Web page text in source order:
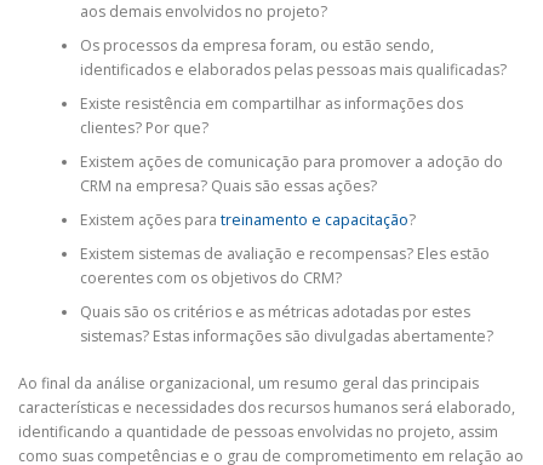
aos demais envolvidos no projeto?
Os processos da empresa foram, ou estão sendo,
identificados e elaborados pelas pessoas mais qualificadas?
Existe resistência em compartilhar as informações dos
clientes? Por que?
Existem ações de comunicação para promover a adoção do
CRM na empresa? Quais são essas ações?
Existem ações para treinamento e capacitação?
Existem sistemas de avaliação e recompensas? Eles estão
coerentes com os objetivos do CRM?
Quais são os critérios e as métricas adotadas por estes
sistemas? Estas informações são divulgadas abertamente?
Ao final da análise organizacional, um resumo geral das principais
características e necessidades dos recursos humanos será elaborado,
identificando a quantidade de pessoas envolvidas no projeto, assim
como suas competências e o grau de comprometimento em relação ao